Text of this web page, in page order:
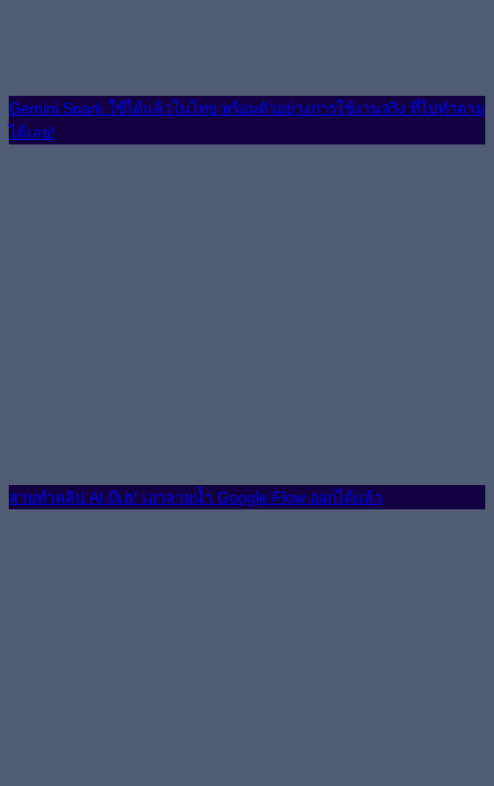
Gemini Spark ใช้ได้แล้วในไทย พร้อมตัวอย่างการใช้งานจริง ที่ไปทำตาม
ได้เลย!
สายทำคลิป AI มีเฮ! เอาลายน้ำ Google Flow ออกได้แล้ว